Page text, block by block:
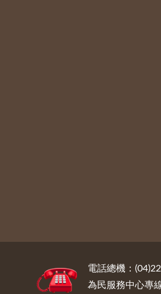
電話總機：
為民服務中心專